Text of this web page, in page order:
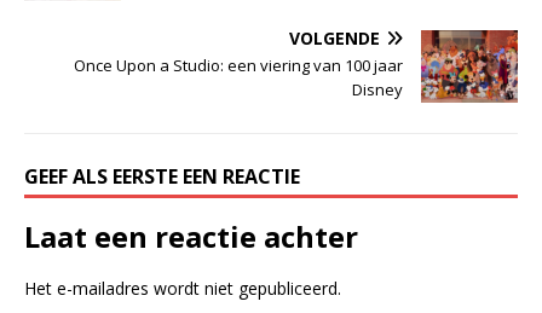
VOLGENDE
Once Upon a Studio: een viering van 100 jaar
Disney
GEEF ALS EERSTE EEN REACTIE
Laat een reactie achter
Het e-mailadres wordt niet gepubliceerd.